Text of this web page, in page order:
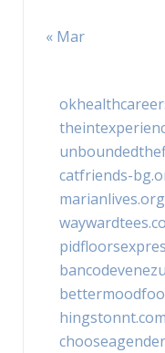
« Mar
catfriends-
marianlives.org
hingstonnt.com